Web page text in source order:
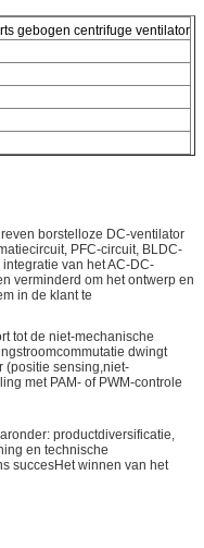
gebogen centrifuge ventilator
borstelloze DC-ventilator
PFC-circuit, BLDC-
van het AC-DC-
verminderd om het ontwerp en
in de klant te
tot de niet-mechanische
dwingt
(positie sensing,niet-
met PAM- of PWM-controle
productdiversificatie,
en technische
succesHet winnen van het